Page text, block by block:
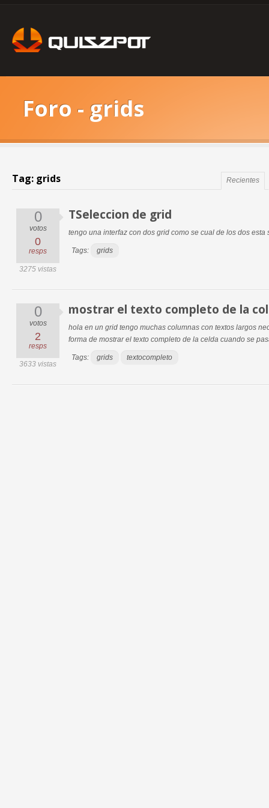
Foro - grids
Tag: grids Recientes
0
votos
0
resps
3275 vistas
TSeleccion de grid
tengo una interfaz con dos grid como se cual de los dos
Tags: grids
0
votos
2
resps
3633 vistas
mostrar el texto completo de la
hola en un grid tengo muchas columnas con textos largos
forma de mostrar el texto completo de la celda cuando se
Tags: grids textocompleto